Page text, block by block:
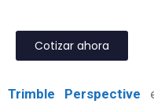
Cotizar ahora
Trimble Perspective